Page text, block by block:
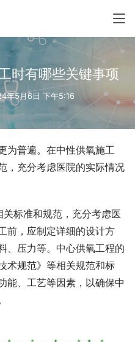
时有哪些关键事项
年5月6日 下午5:16
为普遍。在中性供氧施工
，充分考虑医院的实际情况
标准和规范，充分考虑医
前，应制定详细的设计方
、压力等。中心供氧工程的
术规范》等相关规范和标
能、工艺等因素，以确保中